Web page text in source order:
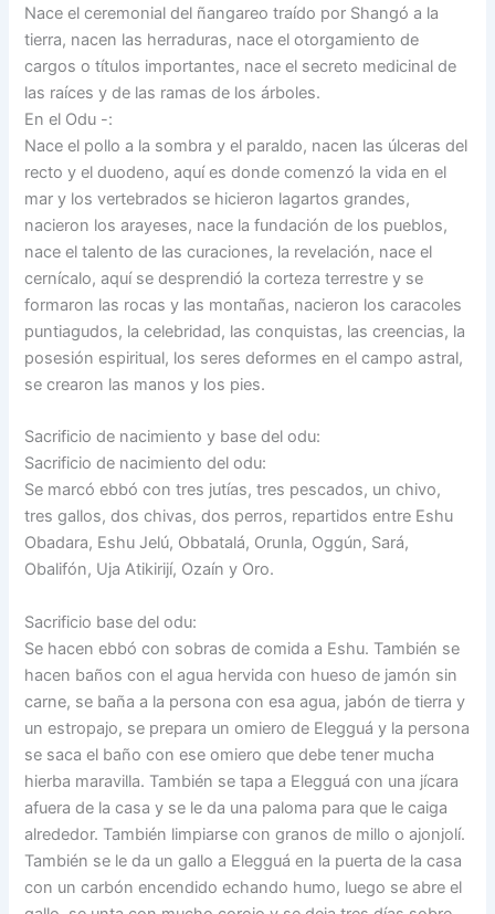
Nace el ceremonial del ñangareo traído por Shangó a la
tierra, nacen las herraduras, nace el otorgamiento de
cargos o títulos importantes, nace el secreto medicinal de
las raíces y de las ramas de los árboles.
En el Odu -:
Nace el pollo a la sombra y el paraldo, nacen las úlceras del
recto y el duodeno, aquí es donde comenzó la vida en el
mar y los vertebrados se hicieron lagartos grandes,
nacieron los arayeses, nace la fundación de los pueblos,
nace el talento de las curaciones, la revelación, nace el
cernícalo, aquí se desprendió la corteza terrestre y se
formaron las rocas y las montañas, nacieron los caracoles
puntiagudos, la celebridad, las conquistas, las creencias, la
posesión espiritual, los seres deformes en el campo astral,
se crearon las manos y los pies.
Sacrificio de nacimiento y base del odu:
Sacrificio de nacimiento del odu:
Se marcó ebbó con tres jutías, tres pescados, un chivo,
tres gallos, dos chivas, dos perros, repartidos entre Eshu
Obadara, Eshu Jelú, Obbatalá, Orunla, Oggún, Sará,
Obalifón, Uja Atikirijí, Ozaín y Oro.
Sacrificio base del odu:
Se hacen ebbó con sobras de comida a Eshu. También se
hacen baños con el agua hervida con hueso de jamón sin
carne, se baña a la persona con esa agua, jabón de tierra y
un estropajo, se prepara un omiero de Elegguá y la persona
se saca el baño con ese omiero que debe tener mucha
hierba maravilla. También se tapa a Elegguá con una jícara
afuera de la casa y se le da una paloma para que le caiga
alrededor. También limpiarse con granos de millo o ajonjolí.
También se le da un gallo a Elegguá en la puerta de la casa
con un carbón encendido echando humo, luego se abre el